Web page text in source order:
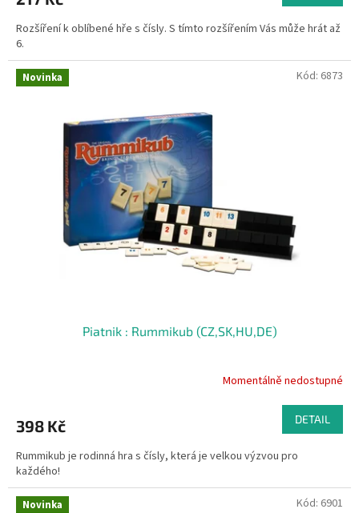
Rozšíření k oblíbené hře s čísly. S tímto rozšířením Vás může hrát až
6.
Novinka
Piatnik : Rummikub (CZ,SK,HU,DE)
Momentálně nedostupné
398 Kč DETAIL
Rummikub je rodinná hra s čísly, která je velkou výzvou pro
každého!
Kód: 6873
Novinka Kód: 6901